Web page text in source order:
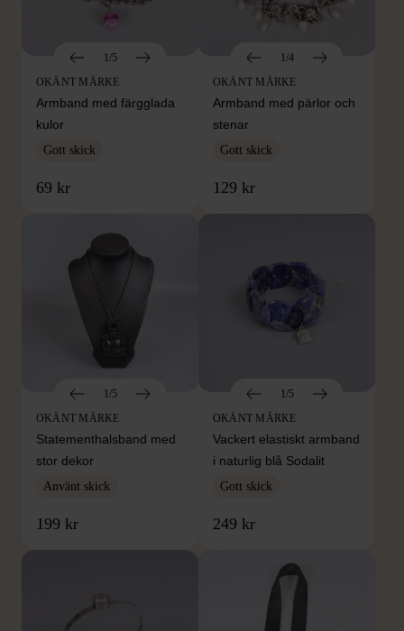
1/5
OKÄNT MÄRKE
Armband med färgglada
kulor
Gott skick
69 kr
1/4
OKÄNT MÄRKE
Armband med pärlor och
stenar
Gott skick
129 kr
1/5
OKÄNT MÄRKE
Statementhalsband med
stor dekor
Använt skick
199 kr
1/5
OKÄNT MÄRKE
Vackert elastiskt armband
i naturlig blå Sodalit
Gott skick
249 kr